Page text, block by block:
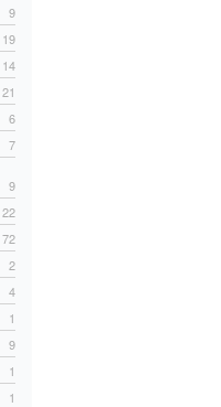
9
19
14
21
6
7
9
22
72
2
4
1
9
1
1